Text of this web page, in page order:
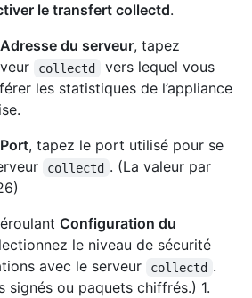
le transfert collectd.
Adresse du serveur, tapez
collectd
vers lequel vous
les statistiques de l’appliance
Port, tapez le port utilisé pour se
collectd . (La valeur par
Configuration du
le niveau de sécurité
avec le serveur
collectd .
signés ou paquets chiffrés.) 1.